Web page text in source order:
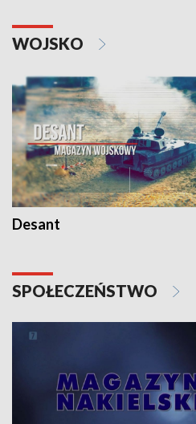
WOJSKO
Desant
SPOŁECZEŃSTWO